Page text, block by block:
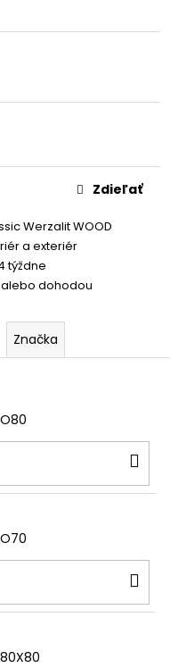
Werzalit WOOD
a exteriér
týždne
alebo dohodou
Zdieľať
Značka